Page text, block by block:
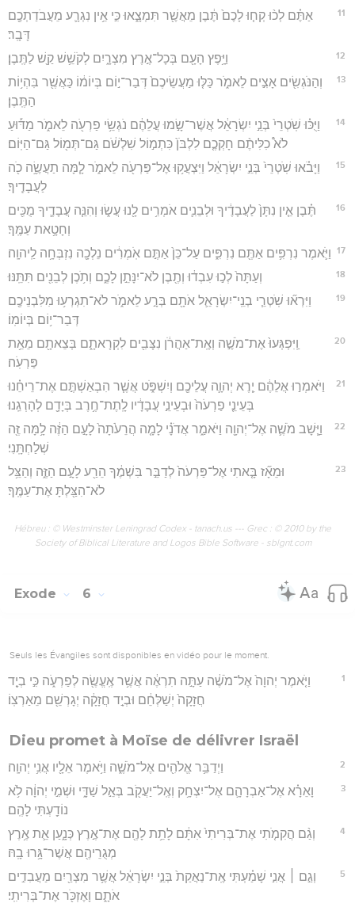
11
אַתֶּ֗ם לְכ֨וּ קְח֤וּ לָכֶם֙ תֶּ֔בֶן מֵאֲשֶׁ֖ר תִּמְצָ֑אוּ כִּ֣י אֵ֥ין נִגְרָ֛ע מֵעֲבֹדַתְכֶ֖ם
דָּבָֽר׃
12 וַיָּ֥פֶץ הָעָ֖ם בְּכָל־אֶ֣רֶץ מִצְרָ֑יִם לְקֹשֵׁ֥שׁ קַ֖שׁ לַתֶּֽבֶן׃
13
וְהַנֹּגְשִׂ֖ים אָצִ֣ים לֵאמֹ֑ר כַּלּ֤וּ מַעֲשֵׂיכֶם֙ דְּבַר־י֣וֹם בְּיוֹמ֔וֹ כַּאֲשֶׁ֖ר בִּהְי֥וֹת
הַתֶּֽבֶן׃
14
וַיֻּכּ֗וּ שֹֽׁטְרֵי֙ בְּנֵ֣י יִשְׂרָאֵ֔ל אֲשֶׁר־שָׂ֣מוּ עֲלֵהֶ֔ם נֹגְשֵׂ֥י פַרְעֹ֖ה לֵאמֹ֑ר מַדּ֡וּעַ
לֹא֩ כִלִּיתֶ֨ם חָקְכֶ֤ם לִלְבֹּן֙ כִּתְמ֣וֹל שִׁלְשֹׁ֔ם גַּם־תְּמ֖וֹל גַּם־הַיּֽוֹם׃
15
וַיָּבֹ֗אוּ שֹֽׁטְרֵי֙ בְּנֵ֣י יִשְׂרָאֵ֔ל וַיִּצְעֲק֥וּ אֶל־פַּרְעֹ֖ה לֵאמֹ֑ר לָ֧מָּה תַעֲשֶׂ֦ה כֹ֖ה
לַעֲבָדֶֽיךָ׃
16
תֶּ֗בֶן אֵ֤ין נִתָּן֙ לַעֲבָדֶ֔יךָ וּלְבֵנִ֛ים אֹמְרִ֥ים לָ֖נוּ עֲשׂ֑וּ וְהִנֵּ֧ה עֲבָדֶ֛יךָ מֻכִּ֖ים
וְחָטָ֥את עַמֶּֽךָ׃
17 וַיֹּ֛אמֶר נִרְפִּ֥ים אַתֶּ֖ם נִרְפִּ֑ים עַל־כֵּן֙ אַתֶּ֣ם אֹֽמְרִ֔ים נֵלְכָ֖ה נִזְבְּחָ֥ה לַֽיהוָֽה׃
18 וְעַתָּה֙ לְכ֣וּ עִבְד֔וּ וְתֶ֖בֶן לֹא־יִנָּתֵ֣ן לָכֶ֑ם וְתֹ֥כֶן לְבֵנִ֖ים תִּתֵּֽנּוּ׃
19
וַיִּרְא֞וּ שֹֽׁטְרֵ֧י בְנֵֽי־יִשְׂרָאֵ֛ל אֹתָ֖ם בְּרָ֣ע לֵאמֹ֑ר לֹא־תִגְרְע֥וּ מִלִּבְנֵיכֶ֖ם
דְּבַר־י֥וֹם בְּיוֹמֽוֹ׃
20
וַֽיִּפְגְּעוּ֙ אֶת־מֹשֶׁ֣ה וְאֶֽת־אַהֲרֹ֔ן נִצָּבִ֖ים לִקְרָאתָ֑ם בְּצֵאתָ֖ם מֵאֵ֥ת
פַּרְעֹֽה׃
21
וַיֹּאמְר֣וּ אֲלֵהֶ֔ם יֵ֧רֶא יְהוָ֛ה עֲלֵיכֶ֖ם וְיִשְׁפֹּ֑ט אֲשֶׁ֧ר הִבְאַשְׁתֶּ֣ם אֶת־רֵיחֵ֗נוּ
בְּעֵינֵ֤י פַרְעֹה֙ וּבְעֵינֵ֣י עֲבָדָ֔יו לָֽתֶת־חֶ֥רֶב בְּיָדָ֖ם לְהָרְגֵֽנוּ׃
22
וַיָּ֧שָׁב מֹשֶׁ֛ה אֶל־יְהוָ֖ה וַיֹּאמַ֑ר אֲדֹנָ֗י לָמָ֤ה הֲרֵעֹ֙תָה֙ לָעָ֣ם הַזֶּ֔ה לָ֥מָּה זֶּ֖ה
שְׁלַחְתָּֽנִי׃
23
וּמֵאָ֞ז בָּ֤אתִי אֶל־פַּרְעֹה֙ לְדַבֵּ֣ר בִּשְׁמֶ֔ךָ הֵרַ֖ע לָעָ֣ם הַזֶּ֑ה וְהַצֵּ֥ל
לֹא־הִצַּ֖לְתָּ אֶת־עַמֶּֽךָ׃
Hébreu : © Westminster Leningrad Codex - tanach.us --- Grec : © 2010 by the
Society of Biblical Literature and Logos Bible Software - sblgnt.com
Exode 6
Seuls les Évangiles sont disponibles en vidéo pour le moment.
1
וַיֹּ֤אמֶר יְהוָה֙ אֶל־מֹשֶׁ֔ה עַתָּ֣ה תִרְאֶ֔ה אֲשֶׁ֥ר אֶֽעֱשֶׂ֖ה לְפַרְעֹ֑ה כִּ֣י בְיָ֤ד
חֲזָקָה֙ יְשַׁלְּחֵ֔ם וּבְיָ֣ד חֲזָקָ֔ה יְגָרְשֵׁ֖ם מֵאַרְצֽוֹ׃
Dieu promet à Moïse de délivrer Israël
2 וַיְדַבֵּ֥ר אֱלֹהִ֖ים אֶל־מֹשֶׁ֑ה וַיֹּ֥אמֶר אֵלָ֖יו אֲנִ֥י יְהוָֽה׃
3
וָאֵרָ֗א אֶל־אַבְרָהָ֛ם אֶל־יִצְחָ֥ק וְאֶֽל־יַעֲקֹ֖ב בְּאֵ֣ל שַׁדָּ֑י וּשְׁמִ֣י יְהוָ֔ה לֹ֥א
נוֹדַ֖עְתִּי לָהֶֽם׃
4
וְגַ֨ם הֲקִמֹ֤תִי אֶת־בְּרִיתִי֙ אִתָּ֔ם לָתֵ֥ת לָהֶ֖ם אֶת־אֶ֣רֶץ כְּנָ֑עַן אֵ֛ת אֶ֥רֶץ
מְגֻרֵיהֶ֖ם אֲשֶׁר־גָּ֥רוּ בָֽהּ׃
5
וְגַ֣ם ׀ אֲנִ֣י שָׁמַ֗עְתִּי אֶֽת־נַאֲקַת֙ בְּנֵ֣י יִשְׂרָאֵ֔ל אֲשֶׁ֥ר מִצְרַ֖יִם מַעֲבִדִ֣ים
אֹתָ֑ם וָאֶזְכֹּ֖ר אֶת־בְּרִיתִֽי׃